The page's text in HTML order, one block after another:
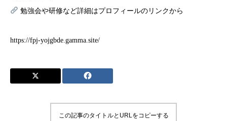
勉強会や研修など詳細はプロフィールのリンクから
https://fpj-yojgbde.gamma.site/
この記事のタイトルとURLをコピーする